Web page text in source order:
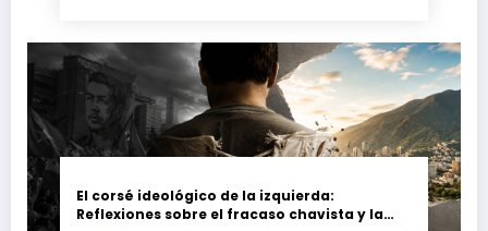
El corsé ideológico de la izquierda:
Reflexiones sobre el fracaso chavista y la